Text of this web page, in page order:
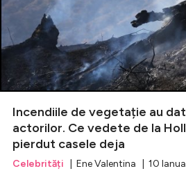
Incendiile de vegetație au
actorilor. Ce vedete de la
pierdut casele deja
Celebrități | Ene Valentina | 10